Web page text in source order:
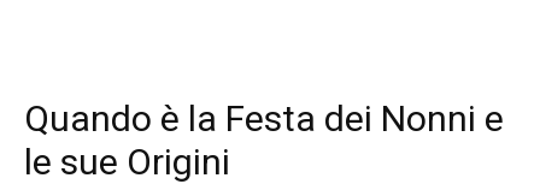
Quando è la Festa dei Nonni e
le sue Origini